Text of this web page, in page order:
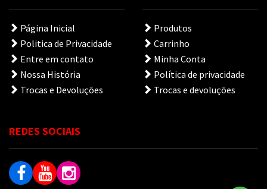
Página Inicial
Politica de Privacidade
Entre em contato
Nossa História
Trocas e Devoluções
Produtos
Carrinho
Minha Conta
Política de privacidade
Trocas e devoluções
REDES SOCIAIS